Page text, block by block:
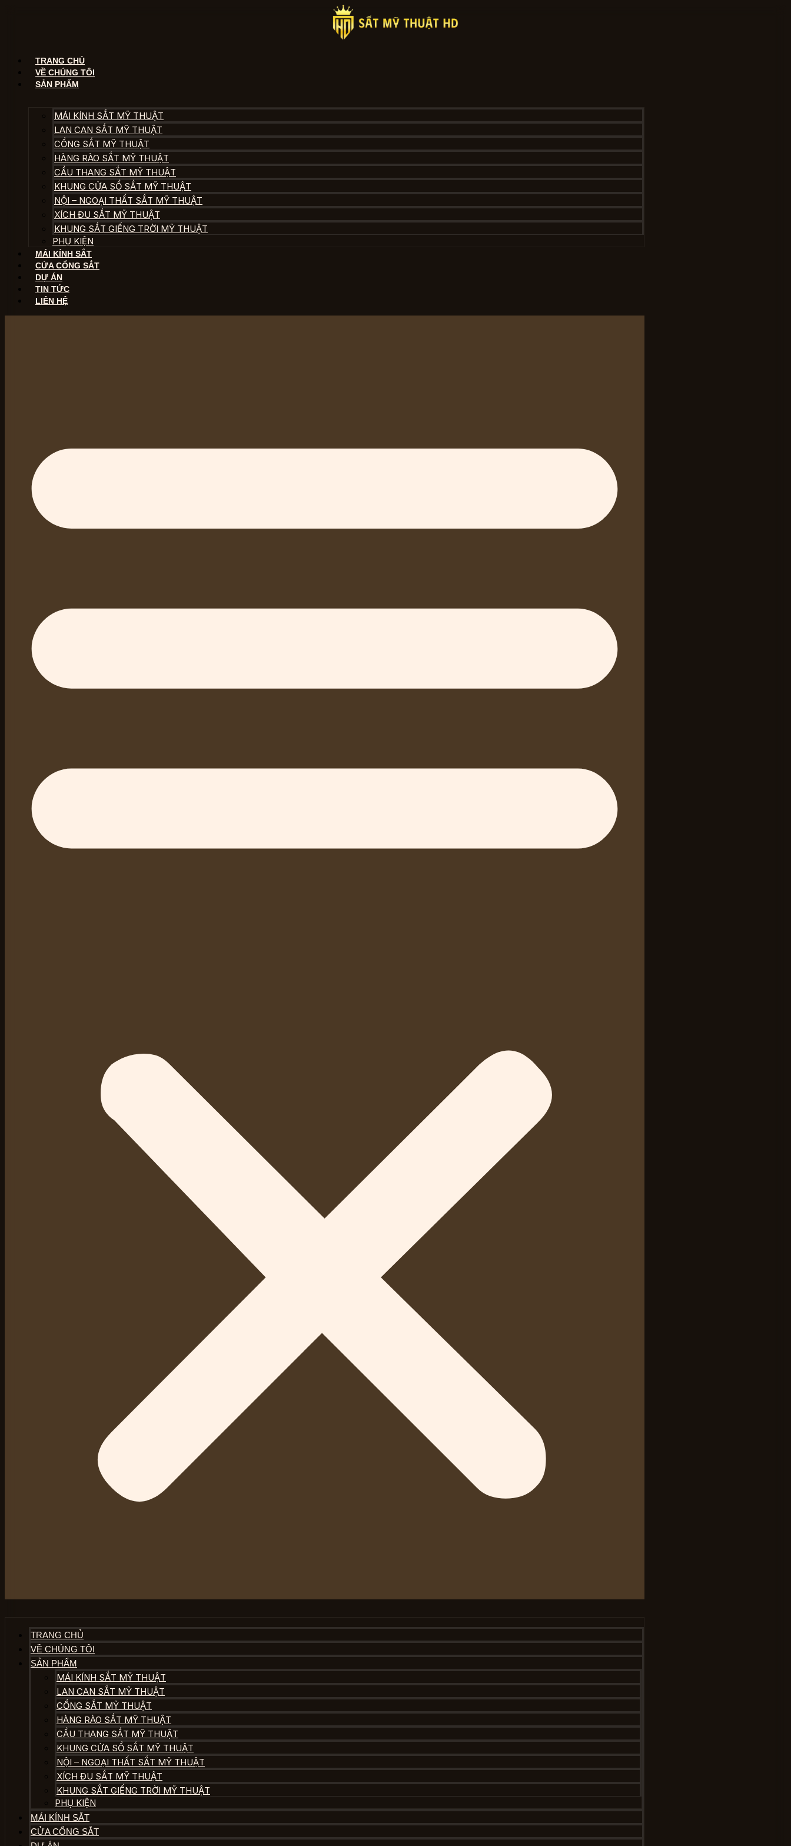
TRANG CHỦ
VỀ CHÚNG TÔI
SẢN PHẨM
MÁI KÍNH SẮT MỸ THUẬT
LAN CAN SẮT MỸ THUẬT
CỔNG SẮT MỸ THUẬT
HÀNG RÀO SẮT MỸ THUẬT
CẦU THANG SẮT MỸ THUẬT
KHUNG CỬA SỔ SẮT MỸ THUẬT
NỘI – NGOẠI THẤT SẮT MỸ THUẬT
XÍCH ĐU SẮT MỸ THUẬT
KHUNG SẮT GIẾNG TRỜI MỸ THUẬT
PHỤ KIỆN
MÁI KÍNH SẮT
CỬA CỔNG SẮT
DỰ ÁN
TIN TỨC
LIÊN HỆ
TRANG CHỦ
VỀ CHÚNG TÔI
SẢN PHẨM
MÁI KÍNH SẮT MỸ THUẬT
LAN CAN SẮT MỸ THUẬT
CỔNG SẮT MỸ THUẬT
HÀNG RÀO SẮT MỸ THUẬT
CẦU THANG SẮT MỸ THUẬT
KHUNG CỬA SỔ SẮT MỸ THUẬT
NỘI – NGOẠI THẤT SẮT MỸ THUẬT
XÍCH ĐU SẮT MỸ THUẬT
KHUNG SẮT GIẾNG TRỜI MỸ THUẬT
PHỤ KIỆN
MÁI KÍNH SẮT
CỬA CỔNG SẮT